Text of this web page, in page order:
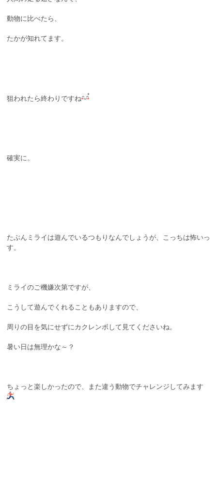
動物に比べたら、
たかが知れてます。
狙われたら終わりですね
確実に。
たぶんミライは遊んでいるつもりなんでしょうが、こっちは怖いっ
す。
ミライのご機嫌次第ですが、
こうして遊んでくれることもありますので、
周りの目を気にせずにカクレンボして見てくださいね。
暑い日は無理かな～？
ちょっと楽しかったので、また違う動物でチャレンジしてみます